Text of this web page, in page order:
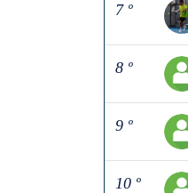
7 º
8 º
9 º
10 º